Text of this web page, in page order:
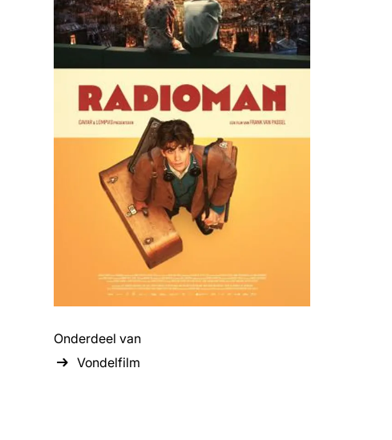
Onderdeel van
Vondelfilm